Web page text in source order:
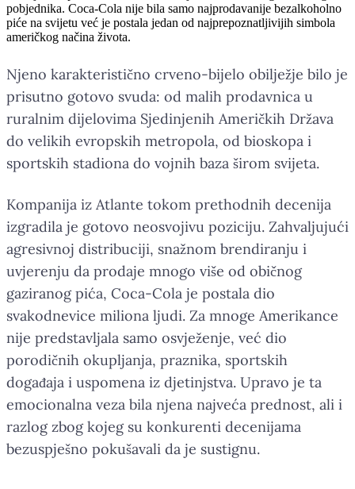
pobjednika. Coca-Cola nije bila samo najprodavanije bezalkoholno
piće na svijetu već je postala jedan od najprepoznatljivijih simbola
američkog načina života.
Njeno karakteristično crveno-bijelo obilježje bilo je
prisutno gotovo svuda: od malih prodavnica u
ruralnim dijelovima Sjedinjenih Američkih Država
do velikih evropskih metropola, od bioskopa i
sportskih stadiona do vojnih baza širom svijeta.
Kompanija iz Atlante tokom prethodnih decenija
izgradila je gotovo neosvojivu poziciju. Zahvaljujući
agresivnoj distribuciji, snažnom brendiranju i
uvjerenju da prodaje mnogo više od običnog
gaziranog pića, Coca-Cola je postala dio
svakodnevice miliona ljudi. Za mnoge Amerikance
nije predstavljala samo osvježenje, već dio
porodičnih okupljanja, praznika, sportskih
događaja i uspomena iz djetinjstva. Upravo je ta
emocionalna veza bila njena najveća prednost, ali i
razlog zbog kojeg su konkurenti decenijama
bezuspješno pokušavali da je sustignu.